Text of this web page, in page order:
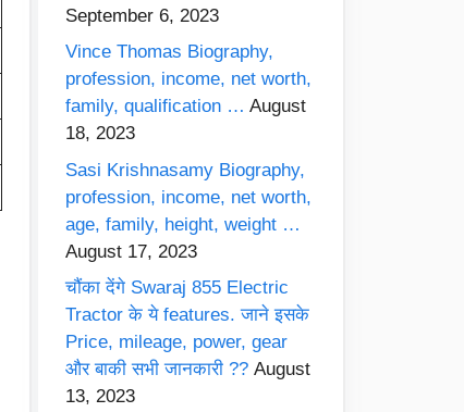
September 6, 2023
Vince Thomas Biography,
profession, income, net worth,
family, qualification … August
18, 2023
Sasi Krishnasamy Biography,
profession, income, net worth,
age, family, height, weight …
August 17, 2023
चौंका देंगे Swaraj 855 Electric
Tractor के ये features. जाने इसके
Price, mileage, power, gear
और बाकी सभी जानकारी ?? August
13, 2023